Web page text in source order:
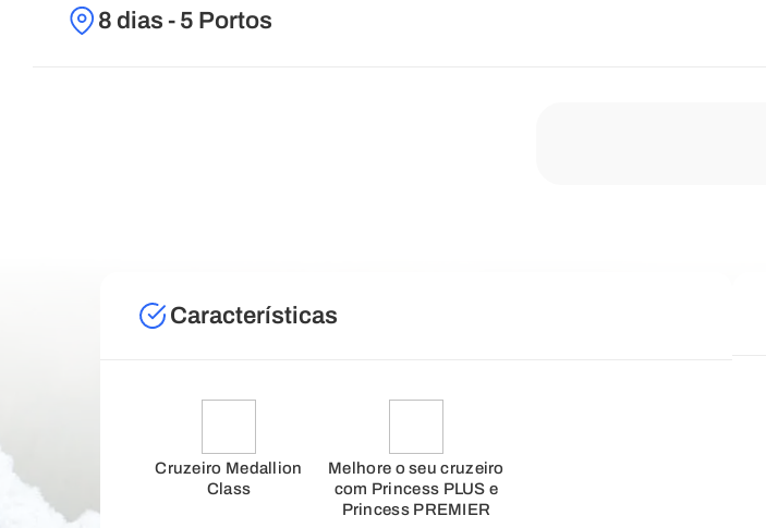
8 dias - 5 Portos
Características
Cruzeiro Medallion
Class
Melhore o seu cruzeiro
com Princess PLUS e
Princess PREMIER